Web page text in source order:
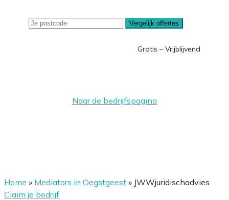
Vergelijk offertes
Gratis – Vrijblijvend
Naar de bedrijfspagina
Home » Mediators in Oegstgeest » JWWjuridischadvies
Claim je bedrijf